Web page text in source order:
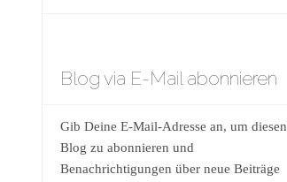
Blog via E-Mail abonnieren
Gib Deine E-Mail-Adresse an, um diesen
Blog zu abonnieren und
Benachrichtigungen über neue Beiträge